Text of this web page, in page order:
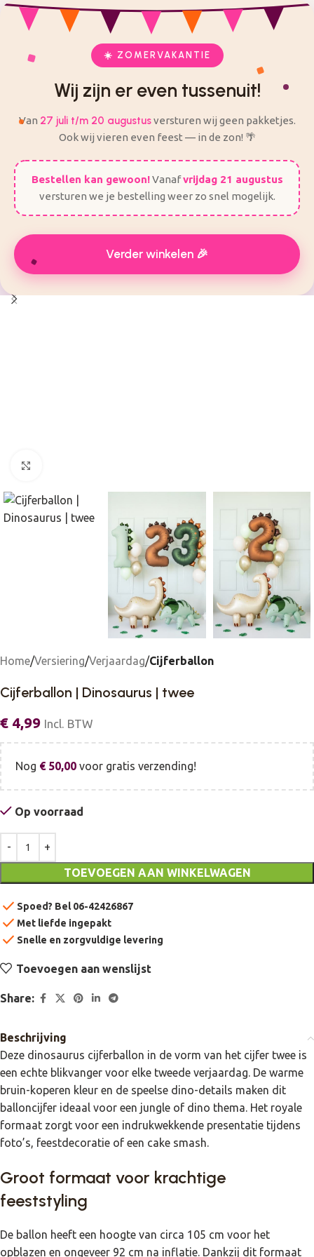
☀️ ZOMERVAKANTIE
Wij zijn er even tussenuit!
Van 27 juli t/m 20 augustusversturen wij geen pakketjes.
Ook wij vieren even feest — in de zon! 🌴
Bestellen kan gewoon!Vanafvrijdag 21 augustus
versturen we je bestelling weer zo snel mogelijk.
Verder winkelen 🎉
checkVeilig en eenvoudig bestellen checkAlles voor je feest op één plek
zijn er even tussenuit! Van 27 Juli t/m 20 augustus worden
er geen bestellingen verzonden.
Home Versiering Verjaardag Cijferballon
Cijferballon | Dinosaurus | twee
€ 4,99 Incl. BTW
Nog €50,00 voor gratis verzending!
Op voorraad
TOEVOEGEN AAN WINKELWAGEN
check Spoed? Bel 06-42426867
check Met liefde ingepakt
check Snelle en zorgvuldige levering
Toevoegen aan wenslijst
Share:
Beschrijving
Deze dinosaurus cijferballon in de vorm van het cijfer twee is
een echte blikvanger voor elke tweede verjaardag. De warme
bruin-koperen kleur en de speelse dino-details maken dit
balloncijfer ideaal voor een jungle of dino thema. Het royale
formaat zorgt voor een indrukwekkende presentatie tijdens
foto’s, feestdecoratie of een cake smash.
Groot formaat voor krachtige
feeststyling
De ballon heeft een hoogte van circa 105 cm voor het
opblazen en ongeveer 92 cm na inflatie. Dankzij dit formaat